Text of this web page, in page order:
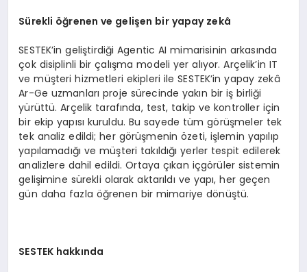
Sürekli öğrenen ve gelişen bir yapay zekâ
SESTEK’in geliştirdiği Agentic AI mimarisinin arkasında
çok disiplinli bir çalışma modeli yer alıyor. Arçelik’in IT
ve müşteri hizmetleri ekipleri ile SESTEK’in yapay zekâ
Ar-Ge uzmanları proje sürecinde yakın bir iş birliği
yürüttü. Arçelik tarafında, test, takip ve kontroller için
bir ekip yapısı kuruldu. Bu sayede tüm görüşmeler tek
tek analiz edildi; her görüşmenin özeti, işlemin yapılıp
yapılamadığı ve müşteri takıldığı yerler tespit edilerek
analizlere dahil edildi. Ortaya çıkan içgörüler sistemin
gelişimine sürekli olarak aktarıldı ve yapı, her geçen
gün daha fazla öğrenen bir mimariye dönüştü.
SESTEK hakkında